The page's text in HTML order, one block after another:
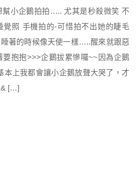
幫小企鵝拍拍….. 尤其是秒殺微笑 不
照 手機拍的-可惜拍不出她的睫毛
著的時候像天使一樣…..醒來就跟惡
要抱抱>>>企鵝拔累慘囉~~因為企鵝
本上我都會讓小企鵝放聲大哭了，才
& […]